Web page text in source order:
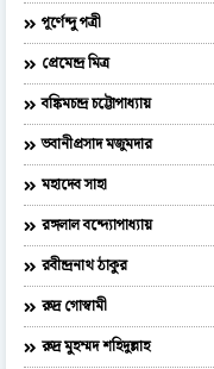
পূর্ণেন্দু পত্রী
প্রেমেন্দ্র মিত্র
বঙ্কিমচন্দ্র চট্টোপাধ্যায়
ভবানীপ্রসাদ মজুমদার
মহাদেব সাহা
রঙ্গলাল বন্দ্যোপাধ্যায়
রবীন্দ্রনাথ ঠাকুর
রুদ্র গোস্বামী
রুদ্র মুহম্মদ শহিদুল্লাহ